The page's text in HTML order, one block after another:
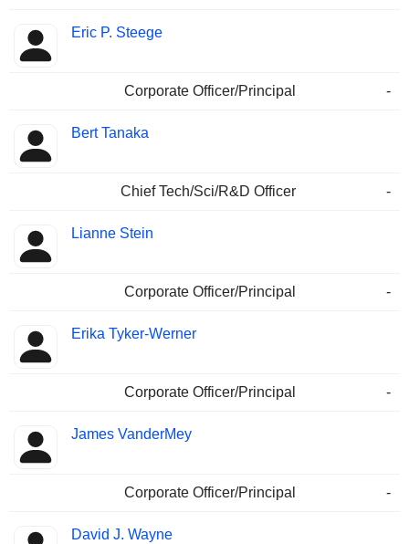
Eric P. Steege
Corporate Officer/Principal -
Bert Tanaka
Chief Tech/Sci/R&D Officer -
Lianne Stein
Corporate Officer/Principal -
Erika Tyker-Werner
Corporate Officer/Principal -
James VanderMey
Corporate Officer/Principal -
David J. Wayne